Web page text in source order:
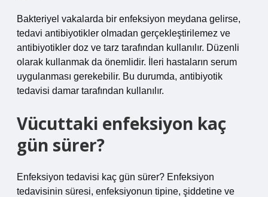
Bakteriyel vakalarda bir enfeksiyon meydana gelirse,
tedavi antibiyotikler olmadan gerçekleştirilemez ve
antibiyotikler doz ve tarz tarafından kullanılır. Düzenli
olarak kullanmak da önemlidir. İleri hastaların serum
uygulanması gerekebilir. Bu durumda, antibiyotik
tedavisi damar tarafından kullanılır.
Vücuttaki enfeksiyon kaç
gün sürer?
Enfeksiyon tedavisi kaç gün sürer? Enfeksiyon
tedavisinin süresi, enfeksiyonun tipine, şiddetine ve